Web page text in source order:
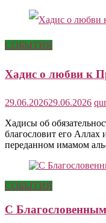
СОБЫТИЯ
29.06.202629.06.2026
Хадисы об
благословит его Аллах
переданном имамом
СОБЫТИЯ
С